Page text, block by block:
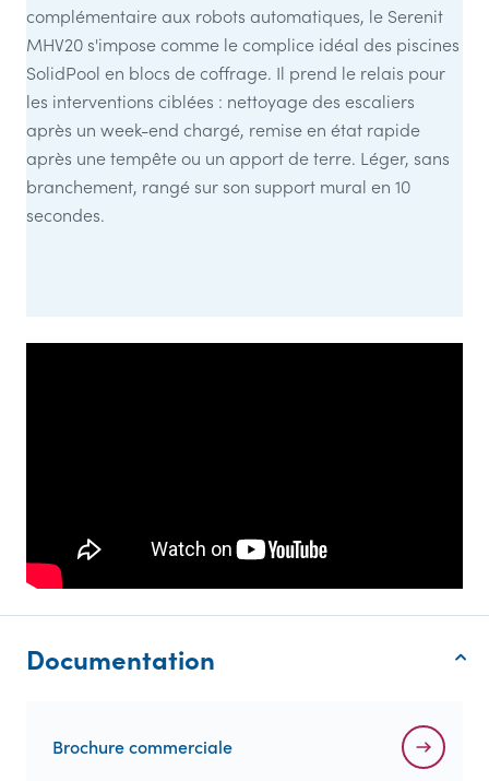
complémentaire aux robots automatiques, le Serenit
MHV20 s'impose comme le complice idéal des piscines
SolidPool en blocs de coffrage. Il prend le relais pour
les interventions ciblées : nettoyage des escaliers
après un week-end chargé, remise en état rapide
après une tempête ou un apport de terre. Léger, sans
branchement, rangé sur son support mural en 10
secondes.
Documentation
Brochure commerciale